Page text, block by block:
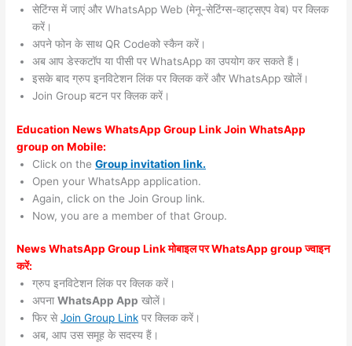
सेटिंग्स में जाएं और WhatsApp Web (मेनू-सेटिंग्स-व्हाट्सएप वेब) पर क्लिक
करें।
अपने फोन के साथ QR Codeको स्कैन करें।
अब आप डेस्कटॉप या पीसी पर WhatsApp का उपयोग कर सकते हैं।
इसके बाद ग्रुप इनविटेशन लिंक पर क्लिक करें और WhatsApp खोलें।
Join Group बटन पर क्लिक करें।
Education News WhatsApp Group Link Join WhatsApp
group on Mobile:
Click on theGroup invitation link.
Open your WhatsApp application.
Again, click on the Join Group link.
Now, you are a member of that Group.
News WhatsApp Group Link मोबाइल पर WhatsApp group ज्वाइन
करें:
ग्रुप इनविटेशन लिंक पर क्लिक करें।
अपनाWhatsApp App खोलें।
फिर सेJoin Group Link पर क्लिक करें।
अब, आप उस समूह के सदस्य हैं।